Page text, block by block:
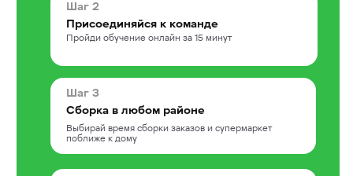
Шаг 2
Присоединяйся к команде
Пройди обучение онлайн за 15 минут
Шаг 3
Сборка в любом районе
Выбирай время сборки заказов и супермаркет
поближе к дому